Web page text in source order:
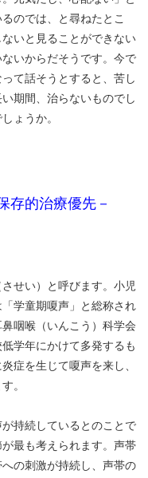
のでは、と尋ねたとこ
いと見ることができない
いからだそうです。今で
て話そうとすると、苦し
期間、治らないものでし
ょうか。
存的治療優先－
せい）と呼びます。小児
学童期嗄声」と総称され
咽喉（いんこう）科学会
学年にかけて多発するも
症を生じて嗄声を来し、
。
持続しているとのことで
最も考えられます。声帯
の刺激が持続し、声帯の